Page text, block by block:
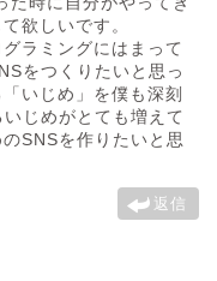
欲しいです。
ラミングにはまって
をつくりたいと思っ
いじめ」を僕も深刻
じめがとても増えて
SNSを作りたいと思
返信